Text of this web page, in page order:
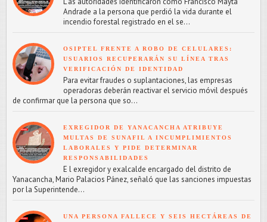
Andrade a la persona que perdió la vida durante el
incendio forestal registrado en el se...
OSIPTEL FRENTE A ROBO DE CELULARES:
USUARIOS RECUPERARÁN SU LÍNEA TRAS
VERIFICACIÓN DE IDENTIDAD
Para evitar fraudes o suplantaciones, las empresas
operadoras deberán reactivar el servicio móvil después
de confirmar que la persona que so...
EXREGIDOR DE YANACANCHA ATRIBUYE
MULTAS DE SUNAFIL A INCUMPLIMIENTOS
LABORALES Y PIDE DETERMINAR
RESPONSABILIDADES
E l exregidor y exalcalde encargado del distrito de
Yanacancha, Mario Palacios Pánez, señaló que las sanciones impuestas
por la Superintende...
UNA PERSONA FALLECE Y SEIS HECTÁREAS DE